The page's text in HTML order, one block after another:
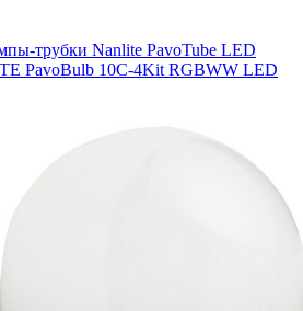
трубки Nanlite PavoTube LED
PavoBulb 10C-4Kit RGBWW LED